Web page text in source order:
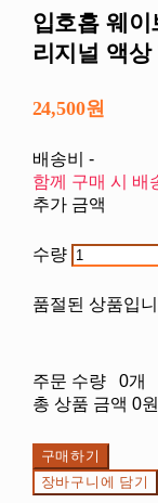
입호흡 웨
리지널 액
24,500원
배송비 -
함께 구매 시 배
추가 금액
수량
품절된 상품입
주문 수량
0개
총 상품 금액 0원
구매하기
장바구니에 담기